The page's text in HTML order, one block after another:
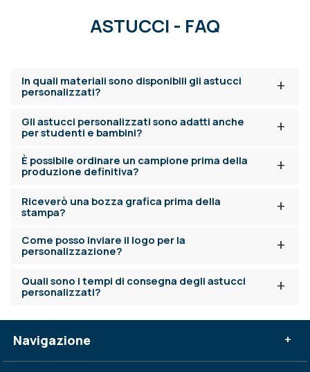
ASTUCCI - FAQ
+
In quali materiali sono disponibili gli astucci
personalizzati?
+
Gli astucci personalizzati sono adatti anche
per studenti e bambini?
+
È possibile ordinare un campione prima della
produzione definitiva?
+
Riceverò una bozza grafica prima della
stampa?
+
Come posso inviare il logo per la
personalizzazione?
+
Quali sono i tempi di consegna degli astucci
personalizzati?
Navigazione +